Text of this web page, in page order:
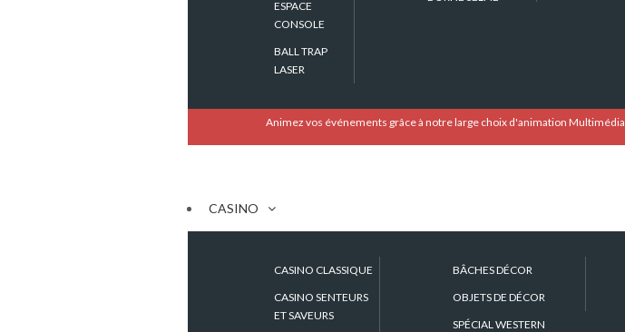
ESPACE
CONSOLE
BALL TRAP
LASER
Animez vos événements grâce à notre large choix d'animation Multimédia
CASINO
CASINO CLASSIQUE
CASINO SENTEURS
ET SAVEURS
BÂCHES DÉCOR
OBJETS DE DÉCOR
SPÉCIAL WESTERN